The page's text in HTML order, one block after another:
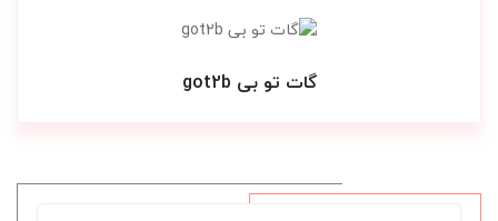
گات تو بی got2b